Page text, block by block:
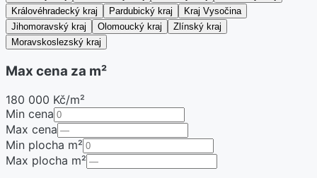
Královéhradecký kraj
Pardubický kraj
Kraj Vysočina
Jihomoravský kraj
Olomoucký kraj
Zlínský kraj
Moravskoslezský kraj
Max cena za m²
180 000 Kč/m²
Min cena
Max cena
Min plocha m²
Max plocha m²